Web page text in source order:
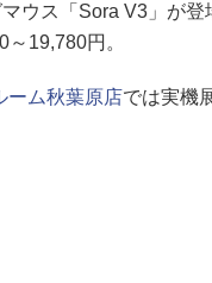
ウス「Sora V3」が登
19,780円。
ーム秋葉原店では実機